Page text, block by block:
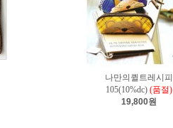
나만의퀼트레시피
105(10%dc) (품절)
19,800원